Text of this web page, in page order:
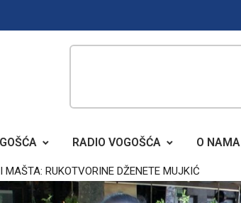
VOGOŠĆA
RADIO VOGOŠĆA O NAMA
MAŠTA: RUKOTVORINE DŽENETE MUJKIĆ